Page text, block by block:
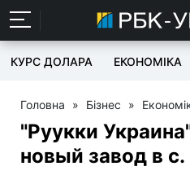
КУРС ДОЛАРА ЕКОНОМІКА
Головна » Бізнес »
"Руукки
новый завод в